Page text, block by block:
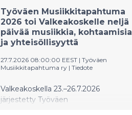
Työväen Musiikkitapahtuma
2026 toi Valkeakoskelle neljä
päivää musiikkia, kohtaamisia
ja yhteisöllisyyttä
27.7.2026 08:00:00 EEST | Työväen
Musiikkitapahtuma ry | Tiedote
Valkeakoskella 23.–26.7.2026
järjestetty Työväen